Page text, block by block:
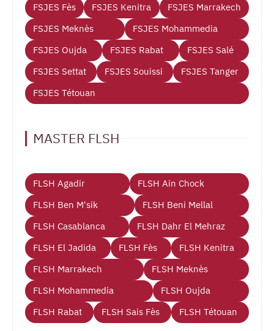
FSJES Fès
FSJES Kenitra
FSJES Marrakech
FSJES Meknès
FSJES Mohammedia
FSJES Oujda
FSJES Rabat
FSJES Salé
FSJES Settat
FSJES Souissi
FSJES Tanger
FSJES Tétouan
MASTER FLSH
FLSH Agadir
FLSH Ain Chock
FLSH Ben M'sik
FLSH Beni Mellal
FLSH Casablanca
FLSH Dahr El Mehraz
FLSH El Jadida
FLSH Fès
FLSH Kenitra
FLSH Marrakech
FLSH Meknès
FLSH Mohammedia
FLSH Oujda
FLSH Rabat
FLSH Sais Fès FLSH Tétouan